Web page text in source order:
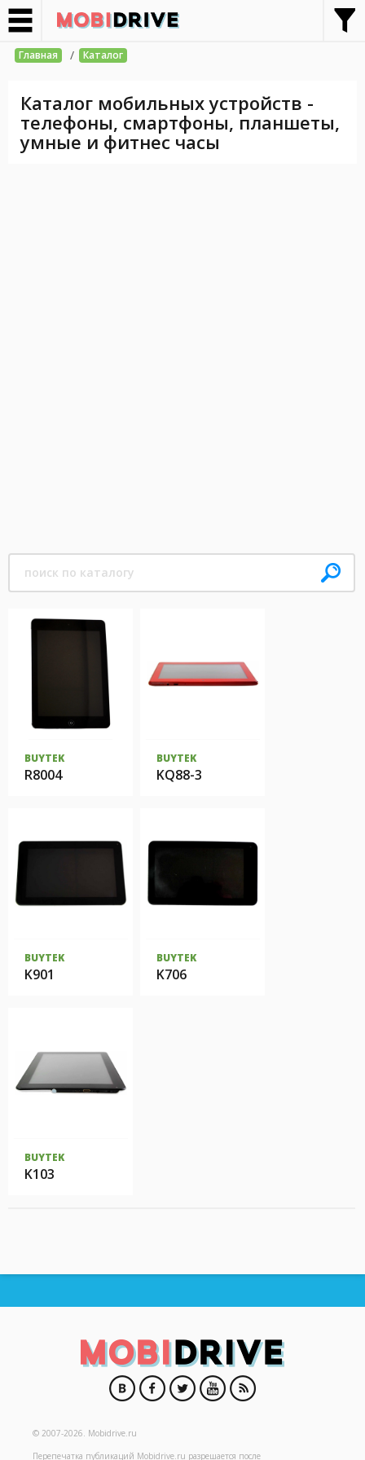
Главная / Каталог
Каталог мобильных устройств -
телефоны, смартфоны, планшеты,
умные и фитнес часы
BUYTEK
R8004
BUYTEK
KQ88-3
BUYTEK
K901
BUYTEK
K706
BUYTEK
K103
© 2007-2026. Mobidrive.ru
Перепечатка публикаций Mobidrive.ru разрешается после